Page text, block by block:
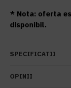
* Nota: oferta
disponibil.
SPECIFICATII
OPINII